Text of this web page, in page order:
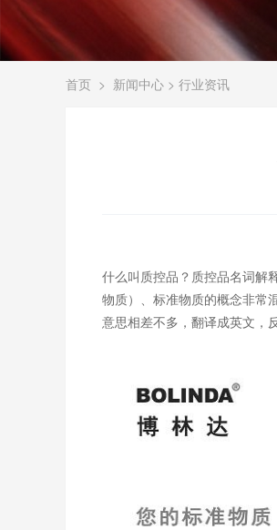
首页 > 新闻中心 > 行业资讯
什么叫质控品？质控品名词解
物质）、标准物质的概念非常
意思相差不多，翻译成英文，